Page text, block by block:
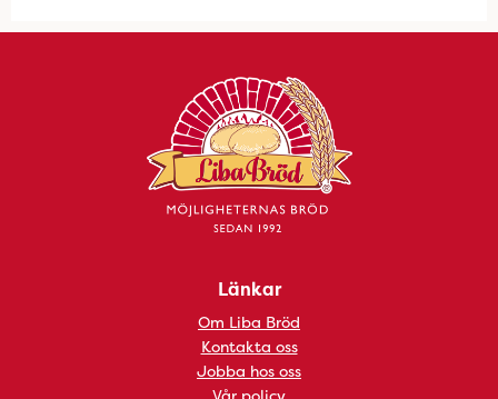
Länkar
Om Liba Bröd
Kontakta oss
Jobba hos oss